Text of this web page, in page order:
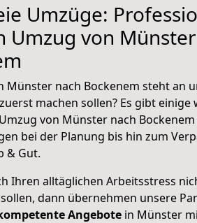
Umzüge:
Umzug von
Münster nach Bockenem steht an
machen sollen? Es gibt einige
von Münster nach
bei der Planung bis hin zum
& Gut.
Ihren alltäglichen Arbeitsstress
dann übernehmen unsere
Angebote in Münster